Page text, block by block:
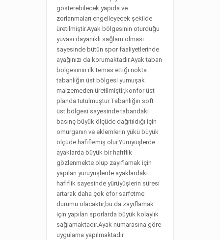
gösterebilecek yapıda ve
zorlanmaları engelleyecek şekilde
üretilmiştir.Ayak bölgesinin oturduğu
yuvası dayanıklı sağlam olması
sayesinde bütün spor faaliyetlerinde
ayağınızı da korumaktadır.Ayak taban
bölgesinin ilk temas ettiği nokta
tabanlığın üst bölgesi yumuşak
malzemeden üretilmiştir,konfor üst
planda tutulmuştur.Tabanlığın soft
üst bölgesi sayesinde tabandaki
basınç büyük ölçüde dağıtıldığı için
omurganın ve eklemlerin yükü büyük
ölçüde hafiflemiş olur.Yürüyüşlerde
ayaklarda büyük bir hafiflik
gözlenmekte olup zayıflamak için
yapılan yürüyüşlerde ayaklardaki
hafiflik sayesinde yürüyüşlerin süresi
artarak daha çok efor sarfetme
durumu olacaktır,bu da zayıflamak
için yapılan sporlarda büyük kolaylık
sağlamaktadır.Ayak numarasına göre
uygulama yapılmaktadır.